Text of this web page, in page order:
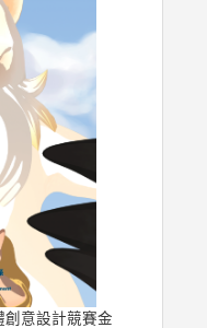
意設計競賽金